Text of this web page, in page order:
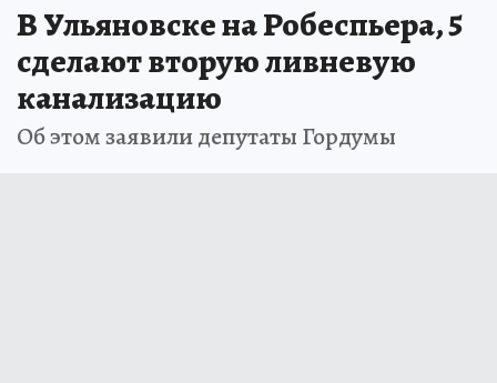
В Ульяновске на Робеспьера, 5
сделают вторую ливневую
канализацию
Об этом заявили депутаты Гордумы